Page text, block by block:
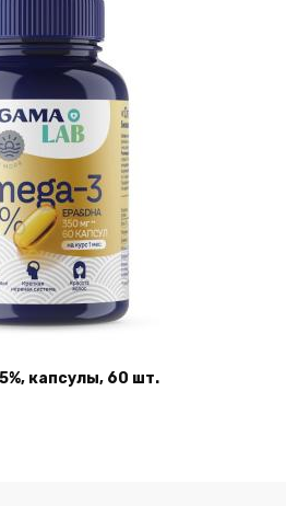
капсулы, 60 шт.